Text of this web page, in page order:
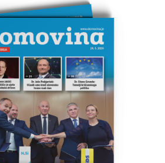
času. Številka prinaša
s področja zgodovine,
kulture, šolstva, filma,
kulinarike.